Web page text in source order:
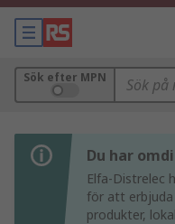
Sök efter MPN
Du har
Elfa-Distrelec
för att
produkter,